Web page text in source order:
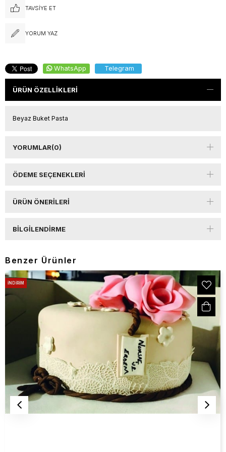
TAVSIYE ET
YORUM YAZ
WhatsApp Telegram
ÜRÜN ÖZELLIKLERI
Beyaz Buket Pasta
YORUMLAR(0)
ÖDEME SEÇENEKLERI
ÜRÜN ÖNERILERI
BILGILENDIRME
Benzer Ürünler
İNDIRIM